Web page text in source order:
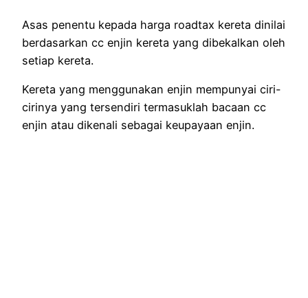
Asas penentu kepada harga roadtax kereta dinilai
berdasarkan cc enjin kereta yang dibekalkan oleh
setiap kereta.
Kereta yang menggunakan enjin mempunyai ciri-
cirinya yang tersendiri termasuklah bacaan cc
enjin atau dikenali sebagai keupayaan enjin.